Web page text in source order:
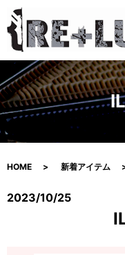
HOME 新着アイテム
2023/10/25